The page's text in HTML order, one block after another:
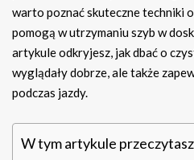
warto poznać skuteczne techniki
pomogą w utrzymaniu szyb w
artykule odkryjesz, jak dbać o
wyglądały dobrze, ale także
podczas jazdy.
W tym artykule przeczytasz